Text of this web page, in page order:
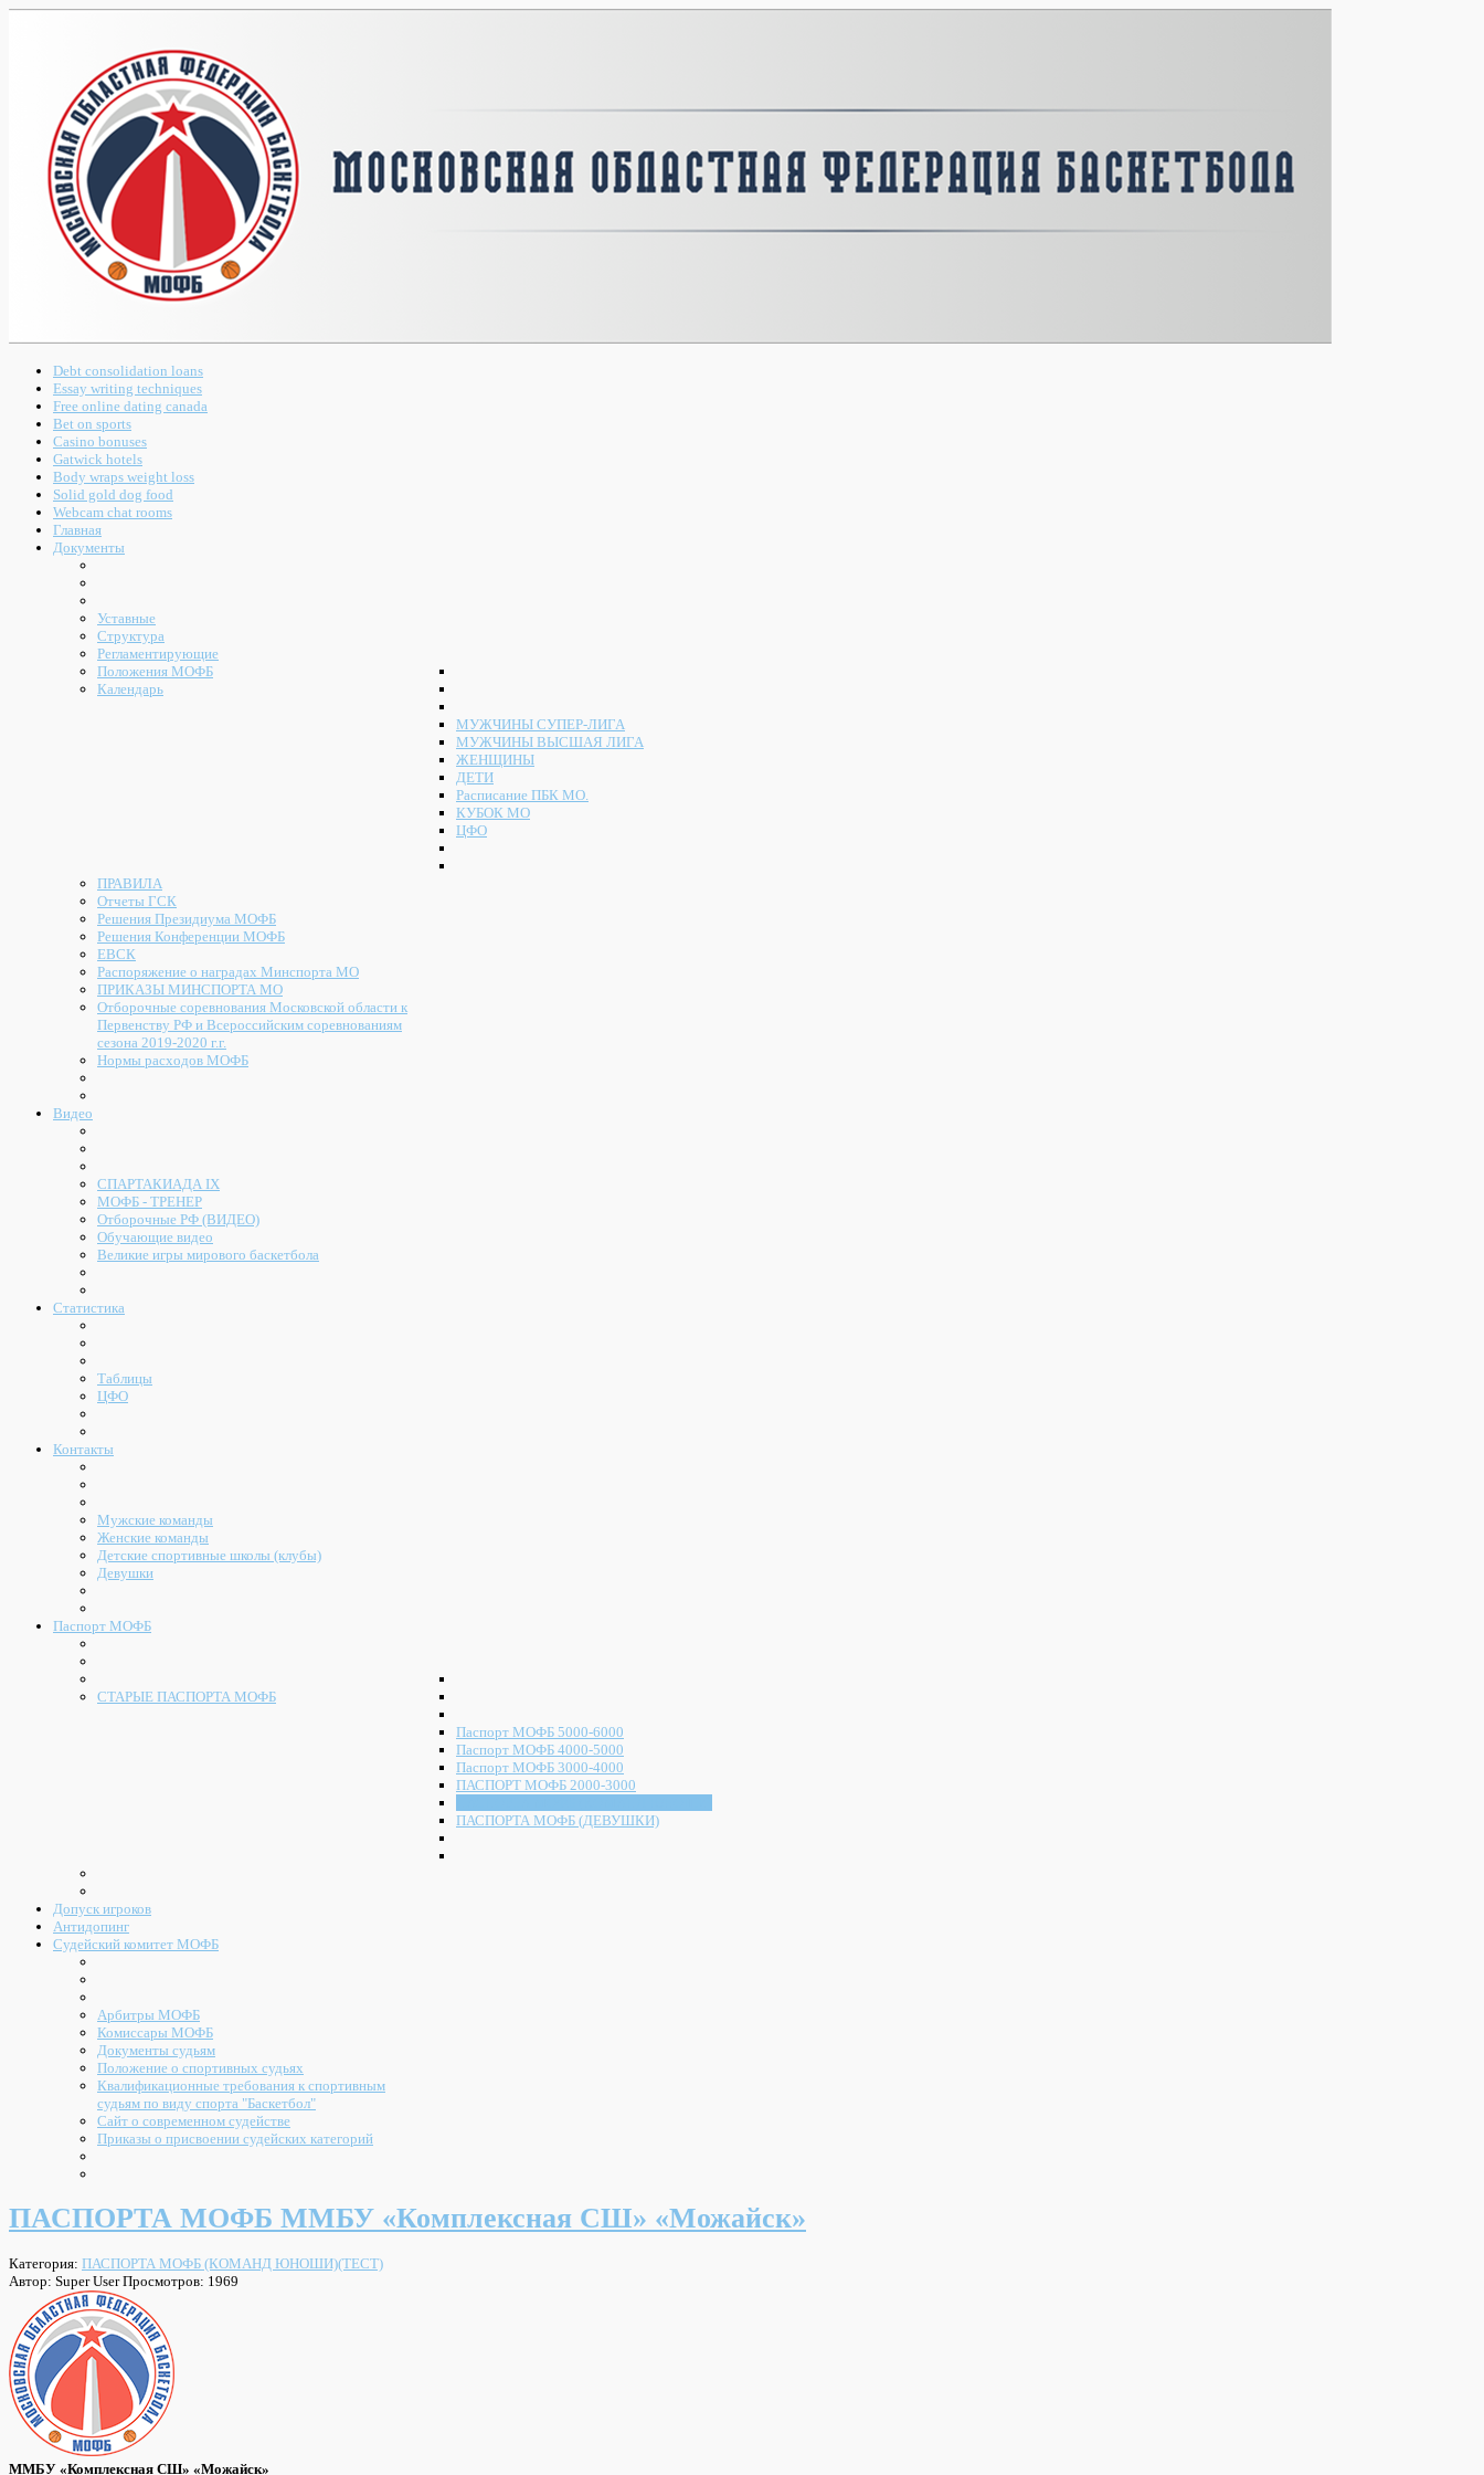
Debt consolidation loans
Essay writing techniques
Free online dating canada
Bet on sports
Casino bonuses
Gatwick hotels
Body wraps weight loss
Solid gold dog food
Webcam chat rooms
Главная
Документы
Уставные
Структура
Регламентирующие
Положения МОФБ
Календарь
МУЖЧИНЫ СУПЕР-ЛИГА
МУЖЧИНЫ ВЫСШАЯ ЛИГА
ЖЕНЩИНЫ
ДЕТИ
Расписание ПБК МО.
КУБОК МО
ЦФО
ПРАВИЛА
Отчеты ГСК
Решения Президиума МОФБ
Решения Конференции МОФБ
ЕВСК
Распоряжение о наградах Минспорта МО
ПРИКАЗЫ МИНСПОРТА МО
Отборочные соревнования Московской области к
Первенству РФ и Всероссийским соревнованиям
сезона 2019-2020 г.г.
Нормы расходов МОФБ
Видео
СПАРТАКИАДА IX
МОФБ - ТРЕНЕР
Отборочные РФ (ВИДЕО)
Обучающие видео
Великие игры мирового баскетбола
Статистика
Таблицы
ЦФО
Контакты
Мужские команды
Женские команды
Детские спортивные школы (клубы)
Девушки
Паспорт МОФБ
СТАРЫЕ ПАСПОРТА МОФБ
Паспорт МОФБ 5000-6000
Паспорт МОФБ 4000-5000
Паспорт МОФБ 3000-4000
ПАСПОРТ МОФБ 2000-3000
ПАСПОРТА МОФБ (ДЕВУШКИ)
Допуск игроков
Антидопинг
Судейский комитет МОФБ
Арбитры МОФБ
Комиссары МОФБ
Документы судьям
Положение о спортивных судьях
Квалификационные требования к спортивным
судьям по виду спорта "Баскетбол"
Сайт о современном судействе
Приказы о присвоении судейских категорий
ПАСПОРТА МОФБ ММБУ «Комплексная СШ» «Можайск»
Категория: ПАСПОРТА МОФБ (КОМАНД ЮНОШИ)(ТЕСТ)
Автор: Super UserПросмотров: 1969
ММБУ «Комплексная СШ» «Можайск»